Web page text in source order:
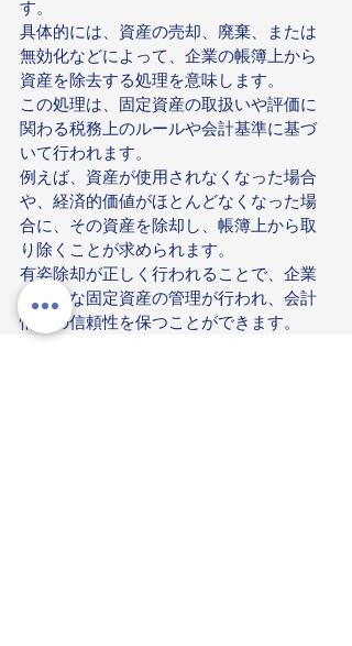
す。
具体的には、資産の売却、廃棄、または
無効化などによって、企業の帳簿上から
資産を除去する処理を意味します。
この処理は、固定資産の取扱いや評価に
関わる税務上のルールや会計基準に基づ
いて行われます。
例えば、資産が使用されなくなった場合
や、経済的価値がほとんどなくなった場
合に、その資産を除却し、帳簿上から取
り除くことが求められます。
有姿除却が正しく行われることで、企業
は適切な固定資産の管理が行われ、会計
情報の信頼性を保つことができます。